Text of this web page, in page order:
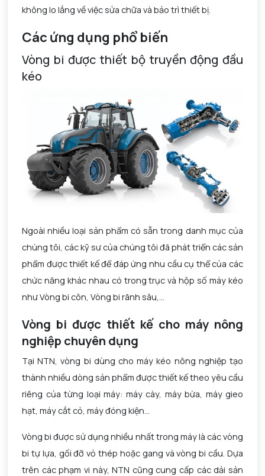
không lo lắng về việc sửa chữa và bảo trì thiết bị.
Các ứng dụng phổ biến
Vòng bi được thiết bộ truyền động đầu
kéo
Ngoài nhiều loại sản phẩm có sẵn trong danh mục của
chúng tôi, các kỹ sư của chúng tôi đã phát triển các sản
phẩm được thiết kế để đáp ứng nhu cầu cụ thể của các
chức năng khác nhau có trong trục và hộp số máy kéo
như Vòng bi côn, Vòng bi rãnh sâu,…
Vòng bi được thiết kế cho máy nông
nghiệp chuyên dụng
Tại NTN, vòng bi dùng cho máy kéo nông nghiệp tạo
thành nhiều dòng sản phẩm được thiết kế theo yêu cầu
riêng của từng loại máy: máy cày, máy bừa, máy gieo
hạt, máy cắt cỏ, máy đóng kiện…
Vòng bi được sử dụng nhiều nhất trong máy là các vòng
bi tự lựa, gối đỡ vỏ thép hoặc gang và vòng bi cầu. Dựa
trên các phạm vi này, NTN cũng cung cấp các dải sản